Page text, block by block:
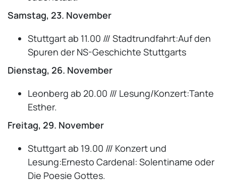
Samstag, 23. November
Stuttgart ab 11.00 /// Stadtrundfahrt:Auf den
Spuren der NS-Geschichte Stuttgarts
Dienstag, 26. November
Leonberg ab 20.00 /// Lesung/Konzert:Tante
Esther.
Freitag, 29. November
Stuttgart ab 19.00 /// Konzert und
Lesung:Ernesto Cardenal: Solentiname oder
Die Poesie Gottes.